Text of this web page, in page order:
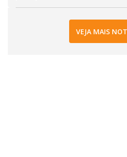
VEJA MAIS